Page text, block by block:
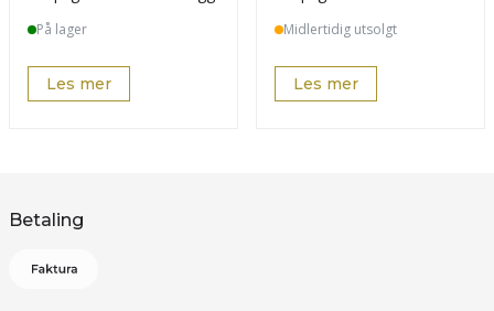
På lager
Les mer
Midlertidig utsolgt
Les mer
Betaling